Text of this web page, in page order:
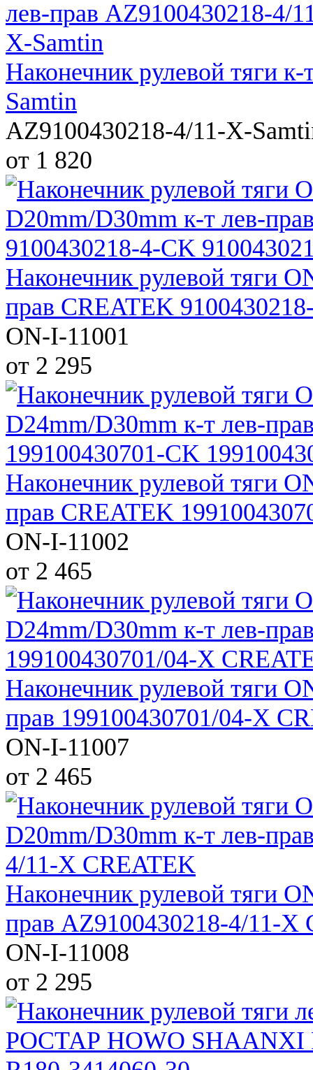
Наконечник рулевой тяги
Samtin
AZ9100430218-4/11-X-
от 1 820
Наконечник рулевой тяги
прав CREATEK
ON-I-11001
от 2 295
Наконечник рулевой тяги
прав CREATEK
ON-I-11002
от 2 465
Наконечник рулевой тяги
прав 199100430701/04-X
ON-I-11007
от 2 465
Наконечник рулевой тяги
прав AZ9100430218-4/11-X
ON-I-11008
от 2 295